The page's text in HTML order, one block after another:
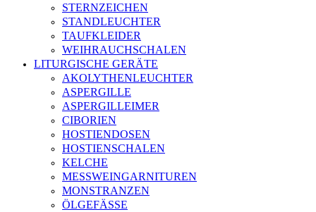
STERNZEICHEN
STANDLEUCHTER
TAUFKLEIDER
WEIHRAUCHSCHALEN
LITURGISCHE GERÄTE
AKOLYTHENLEUCHTER
ASPERGILLE
ASPERGILLEIMER
CIBORIEN
HOSTIENDOSEN
HOSTIENSCHALEN
KELCHE
MESSWEINGARNITUREN
MONSTRANZEN
ÖLGEFÄSSE